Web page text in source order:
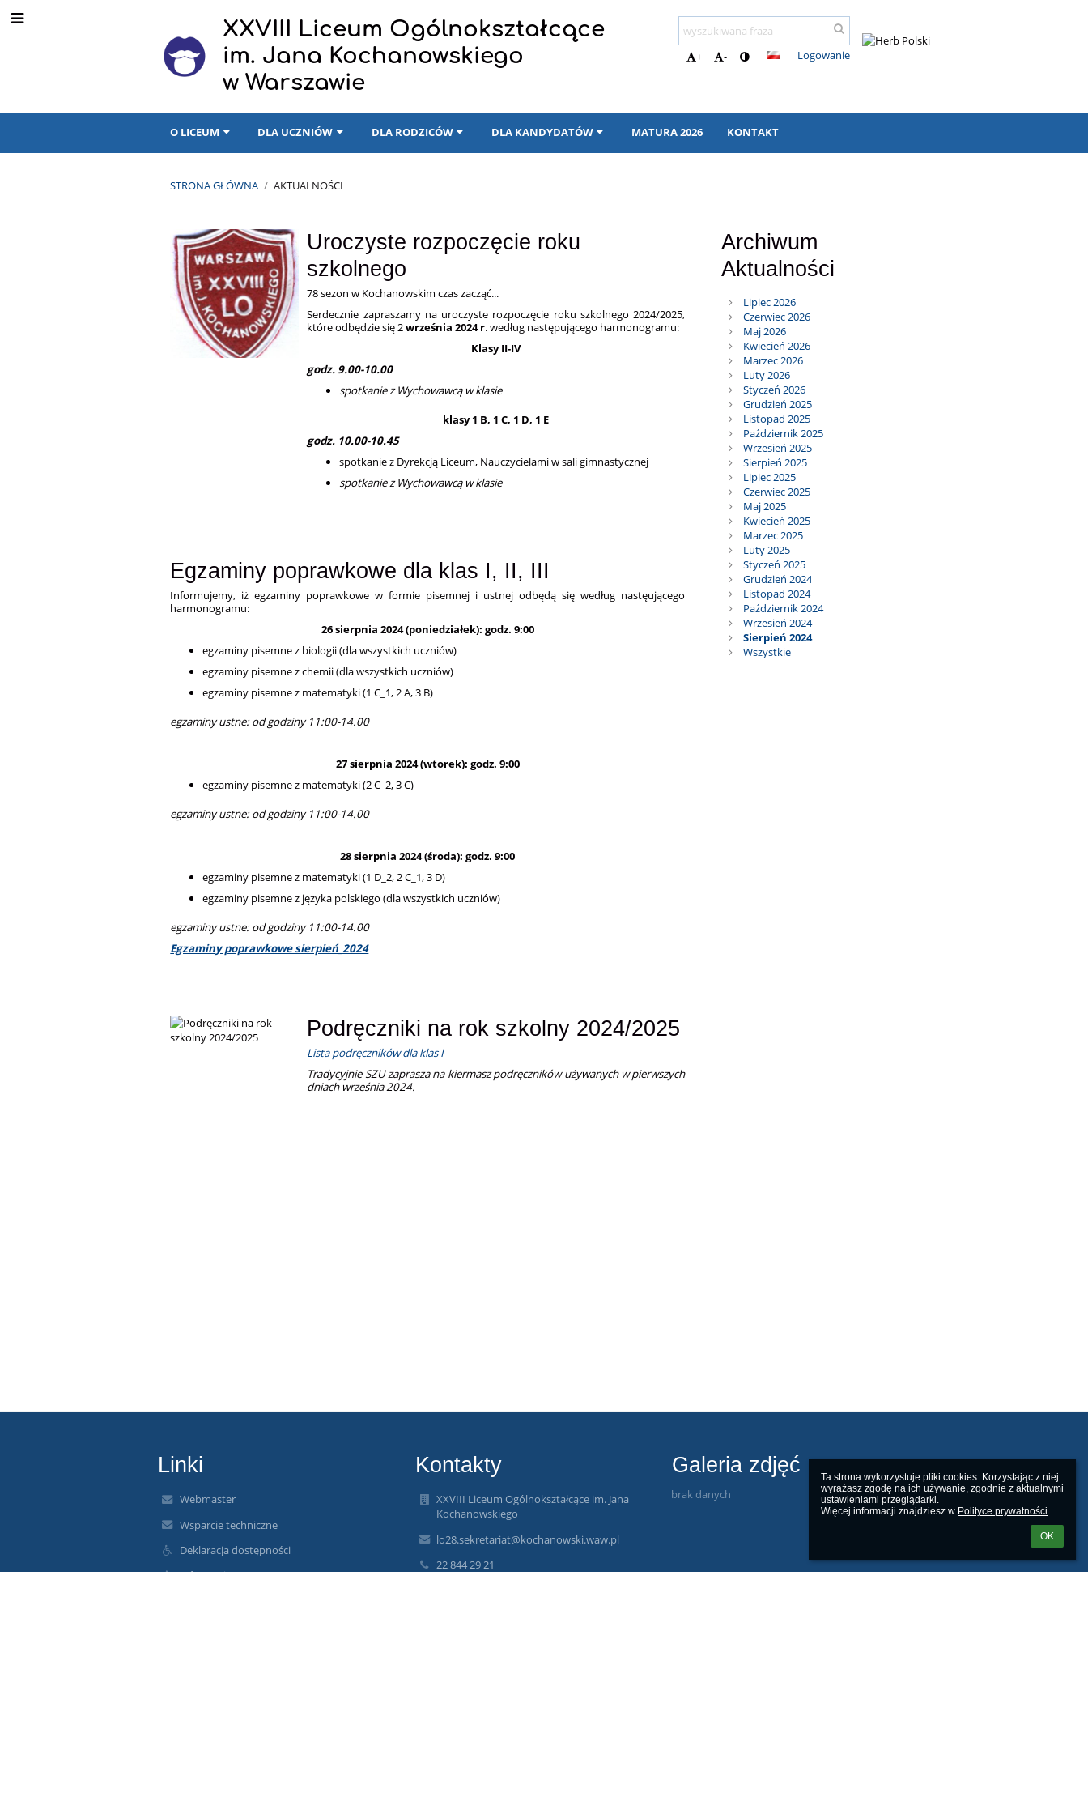
Ta strona wykorzystuje pliki cookies. Korzystając z niej
wyrażasz zgodę na ich używanie, zgodnie z aktualnymi
ustawieniami przeglądarki.
Więcej informacji znajdziesz w Polityce prywatności.
OK
XXVIII Liceum Ogólnokształcące
im. Jana Kochanowskiego
w Warszawie
+ - Logowanie
O LICEUM DLA UCZNIÓW DLA RODZICÓW DLA KANDYDATÓW MATURA 2026 KONTAKT
STRONA GŁÓWNA / AKTUALNOŚCI
Aktualności
Uroczyste rozpoczęcie roku
szkolnego
78 sezon w Kochanowskim czas zacząć...
Serdecznie zapraszamy na uroczyste rozpoczęcie roku szkolnego 2024/2025,
które odbędzie się 2września 2024 r. według następującego harmonogramu:
Klasy II-IV
godz. 9.00-10.00
spotkanie z Wychowawcą w klasie
klasy 1 B, 1 C, 1 D, 1 E
godz. 10.00-10.45
spotkanie z Dyrekcją Liceum, Nauczycielami w sali gimnastycznej
spotkanie z Wychowawcą w klasie
Egzaminy poprawkowe dla klas I, II, III
Informujemy, iż egzaminy poprawkowe w formie pisemnej i ustnej odbędą się według nastęującego
harmonogramu:
26 sierpnia 2024 (poniedziałek): godz. 9:00
egzaminy pisemne z biologii (dla wszystkich uczniów)
egzaminy pisemne z chemii (dla wszystkich uczniów)
egzaminy pisemne z matematyki (1 C_1, 2 A, 3 B)
egzaminy ustne: od godziny 11:00-14.00
27 sierpnia 2024 (wtorek): godz. 9:00
egzaminy pisemne z matematyki (2 C_2, 3 C)
egzaminy ustne: od godziny 11:00-14.00
28 sierpnia 2024 (środa): godz. 9:00
egzaminy pisemne z matematyki (1 D_2, 2 C_1, 3 D)
egzaminy pisemne z języka polskiego (dla wszystkich uczniów)
egzaminy ustne: od godziny 11:00-14.00
Egzaminy poprawkowe sierpień_2024
Podręczniki na rok szkolny 2024/2025
Lista podręczników dla klas I
Tradycyjnie SZU zaprasza na kiermasz podręczników używanych w pierwszych
dniach września 2024.
Archiwum
Aktualności
Lipiec 2026
Czerwiec 2026
Maj 2026
Kwiecień 2026
Marzec 2026
Luty 2026
Styczeń 2026
Grudzień 2025
Listopad 2025
Październik 2025
Wrzesień 2025
Sierpień 2025
Lipiec 2025
Czerwiec 2025
Maj 2025
Kwiecień 2025
Marzec 2025
Luty 2025
Styczeń 2025
Grudzień 2024
Listopad 2024
Październik 2024
Wrzesień 2024
Sierpień 2024
Wszystkie
Linki
Webmaster
Wsparcie techniczne
Deklaracja dostępności
Informacje prawne
Kontakty
XXVIII Liceum Ogólnokształcące im. Jana
Kochanowskiego
lo28.sekretariat@kochanowski.waw.pl
22 844 29 21
Galeria zdjęć
brak danych